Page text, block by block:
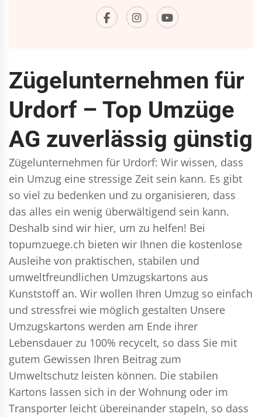
Zügelunternehmen für
Urdorf – Top Umzüge
AG zuverlässig günstig
Zügelunternehmen für Urdorf: Wir wissen, dass
ein Umzug eine stressige Zeit sein kann. Es gibt
so viel zu bedenken und zu organisieren, dass
das alles ein wenig überwältigend sein kann.
Deshalb sind wir hier, um zu helfen! Bei
topumzuege.ch bieten wir Ihnen die kostenlose
Ausleihe von praktischen, stabilen und
umweltfreundlichen Umzugskartons aus
Kunststoff an. Wir wollen Ihren Umzug so einfach
und stressfrei wie möglich gestalten Unsere
Umzugskartons werden am Ende ihrer
Lebensdauer zu 100% recycelt, so dass Sie mit
gutem Gewissen Ihren Beitrag zum
Umweltschutz leisten können. Die stabilen
Kartons lassen sich in der Wohnung oder im
Transporter leicht übereinander stapeln, so dass